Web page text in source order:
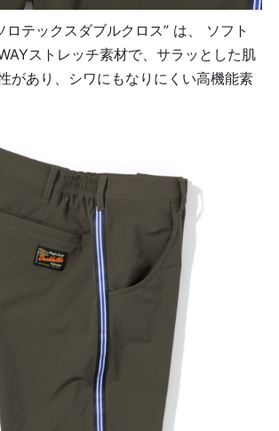
ロテックスダブルクロス” は、 ソフト
ストレッチ素材で、サラッとした肌
があり、シワにもなりにくい高機能素